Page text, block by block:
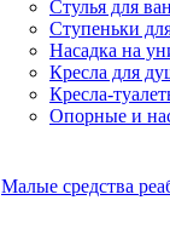
Стулья для
Ступеньки
Насадка на
Кресла для
Кресла-
Опорные и
Малые средства